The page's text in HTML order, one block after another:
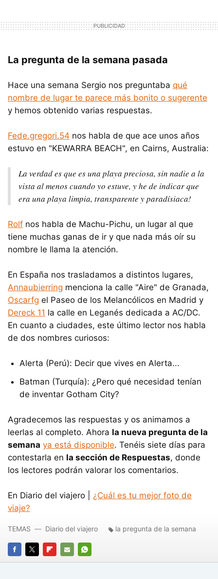
La pregunta de la semana pasada
Hace una semana Sergio nos preguntaba qué
nombre de lugar te parece más bonito o sugerente
y hemos obtenido varias respuestas.
Fede.gregori.54 nos habla de que ace unos años
estuvo en "KEWARRA BEACH", en Cairns, Australia:
La verdad es que es una playa preciosa, sin nadie a la
vista al menos cuando yo estuve, y he de indicar que
era una playa limpia, transparente y paradísiaca!
Rolf nos habla de Machu-Pichu, un lugar al que
tiene muchas ganas de ir y que nada más oír su
nombre le llama la atención.
En España nos trasladamos a distintos lugares,
Annaubierring menciona la calle "Aire" de Granada,
Oscarfg el Paseo de los Melancólicos en Madrid y
Dereck 11 la calle en Leganés dedicada a AC/DC.
En cuanto a ciudades, este último lector nos habla
de dos nombres curiosos:
Alerta (Perú): Decir que vives en Alerta...
Batman (Turquía): ¿Pero qué necesidad tenían
de inventar Gotham City?
Agradecemos las respuestas y os animamos a
leerlas al completo. Ahora la nueva pregunta de la
semana ya está disponible. Tenéis siete días para
contestarla en la sección de Respuestas, donde
los lectores podrán valorar los comentarios.
En Diario del viajero | ¿Cuál es tu mejor foto de
viaje?
FACEBOOK
TWITTERFLIPBOARD
E-
WHATSAPP
TEMAS Diario del viajero la pregunta de la semana